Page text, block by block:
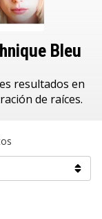
Bleu
resultados en
de raíces.